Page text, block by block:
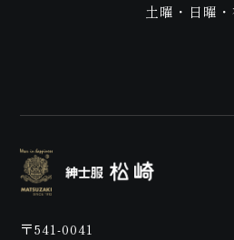
店
土曜・日曜
〒541-0041